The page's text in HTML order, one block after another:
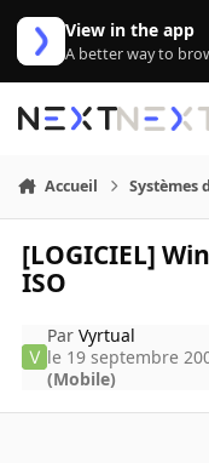
Aller au contenu
View in the app
A better way to
Accueil Systèmes
[LOGICIEL]
ISO
ParVyrtual
le 19 septembre
(Mobile)